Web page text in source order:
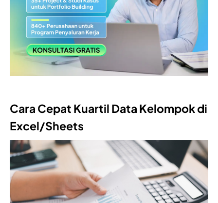
Cara Cepat Kuartil Data Kelompok di
Excel/Sheets